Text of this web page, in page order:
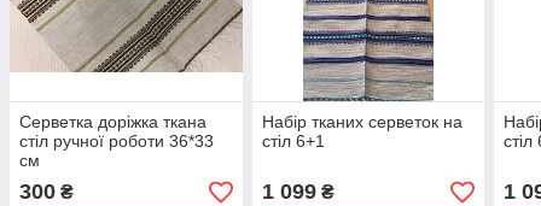
Серветка доріжка ткана
стіл ручної роботи 36*33
см
300 ₴
Набір тканих серветок на
стіл 6+1
1 099₴
стіл
1